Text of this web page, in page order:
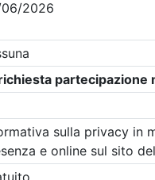
in programma